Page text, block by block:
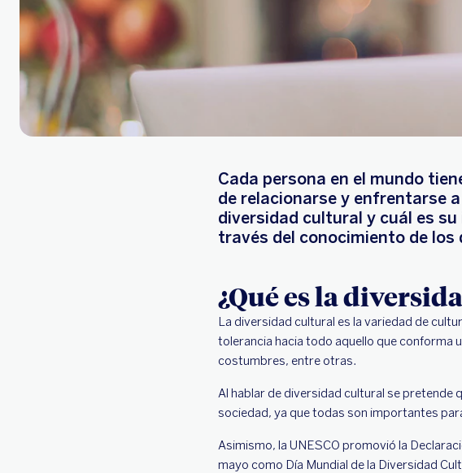
Cada persona en el mundo
de relacionarse y enfrentarse
diversidad cultural y cuál es
través del conocimiento de los
¿Qué es la
La diversidad cultural es la variedad de
tolerancia hacia todo aquello que conforma
costumbres, entre otras.
Al hablar de diversidad cultural se pretende
sociedad, ya que todas son importantes
Asimismo, la UNESCO promovió la
mayo como Día Mundial de la Diversidad